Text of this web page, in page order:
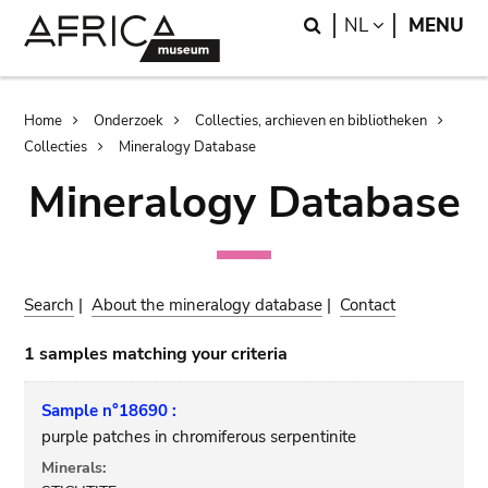
Search
NL LANGUAGE
MENU
Breadcrumb
Home Onderzoek
Collecties, archieven en bibliotheken
Collecties
Mineralogy Database
Mineralogy Database
Search |About the mineralogy database | Contact
1 samples matching your criteria
Sample n°18690 :
purple patches in chromiferous serpentinite
Minerals: